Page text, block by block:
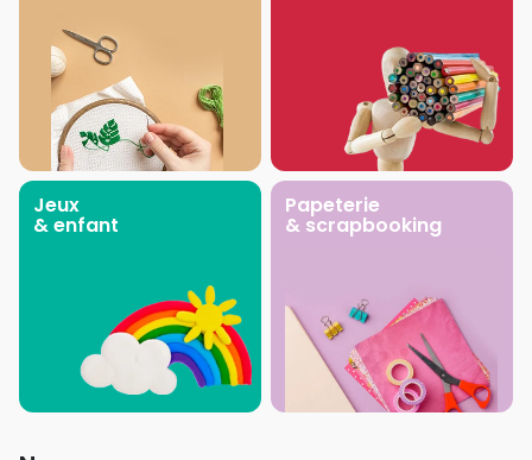
Jeux
& enfant
Papeterie
& scrapbooking